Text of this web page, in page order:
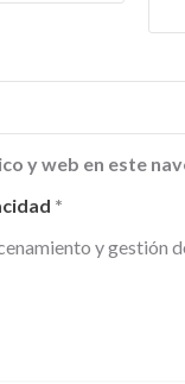
y web en este
*
y gestión